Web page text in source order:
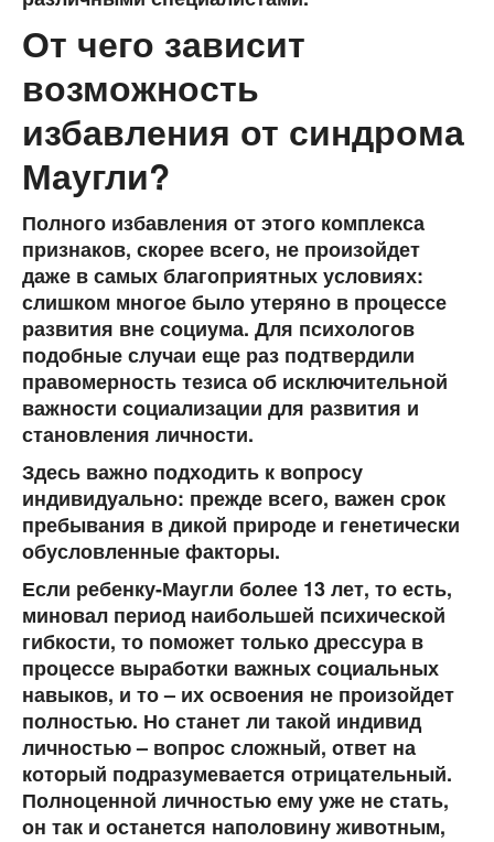
От чего зависит
возможность
избавления от синдрома
Маугли?
Полного избавления от этого комплекса
признаков, скорее всего, не произойдет
даже в самых благоприятных условиях:
слишком многое было утеряно в процессе
развития вне социума. Для психологов
подобные случаи еще раз подтвердили
правомерность тезиса об исключительной
важности социализации для развития и
становления личности.
Здесь важно подходить к вопросу
индивидуально: прежде всего, важен срок
пребывания в дикой природе и генетически
обусловленные факторы.
Если ребенку-Маугли более 13 лет, то есть,
миновал период наибольшей психической
гибкости, то поможет только дрессура в
процессе выработки важных социальных
навыков, и то – их освоения не произойдет
полностью. Но станет ли такой индивид
личностью – вопрос сложный, ответ на
который подразумевается отрицательный.
Полноценной личностью ему уже не стать,
он так и останется наполовину животным,